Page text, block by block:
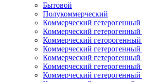
Бытовой
Полукоммерческий
Коммерческий гетерогенный
Коммерческий гетерогенный
Коммерческий геторогенный
Коммерческий
Коммерческий
Коммерческий
Коммерческий